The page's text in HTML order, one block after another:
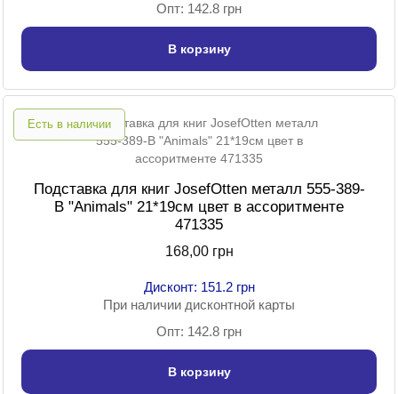
Опт: 142.8 грн
В корзину
Есть в наличии
Подставка для книг JosefOtten металл 555-389-
B "Animals" 21*19см цвет в ассоритменте
471335
168,00 грн
Дисконт: 151.2 грн
При наличии дисконтной карты
Опт: 142.8 грн
В корзину